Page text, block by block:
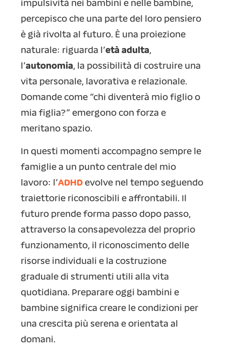
impulsività nei bambini e nelle bambine,
percepisco che una parte del loro pensiero
è già rivolta al futuro. È una proiezione
naturale: riguarda l’età adulta,
l’autonomia, la possibilità di costruire una
vita personale, lavorativa e relazionale.
Domande come “chi diventerà mio figlio o
mia figlia?” emergono con forza e
meritano spazio.
In questi momenti accompagno sempre le
famiglie a un punto centrale del mio
lavoro: l’ADHD evolve nel tempo seguendo
traiettorie riconoscibili e affrontabili. Il
futuro prende forma passo dopo passo,
attraverso la consapevolezza del proprio
funzionamento, il riconoscimento delle
risorse individuali e la costruzione
graduale di strumenti utili alla vita
quotidiana. Preparare oggi bambini e
bambine significa creare le condizioni per
una crescita più serena e orientata al
domani.